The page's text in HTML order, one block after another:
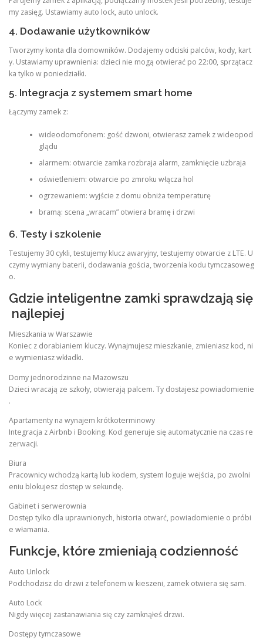
my zasięg. Ustawiamy auto lock, auto unlock.
4. Dodawanie użytkowników
Tworzymy konta dla domowników. Dodajemy odciski palców, kody, kart
y. Ustawiamy uprawnienia: dzieci nie mogą otwierać po 22:00, sprzątacz
ka tylko w poniedziałki.
5. Integracja z systemem smart home
Łączymy zamek z:
wideodomofonem: gość dzwoni, otwierasz zamek z wideopod
glądu
alarmem: otwarcie zamka rozbraja alarm, zamknięcie uzbraja
oświetleniem: otwarcie po zmroku włącza hol
ogrzewaniem: wyjście z domu obniża temperaturę
bramą: scena „wracam” otwiera bramę i drzwi
6. Testy i szkolenie
Testujemy 30 cykli, testujemy klucz awaryjny, testujemy otwarcie z LTE. U
czymy wymiany baterii, dodawania gościa, tworzenia kodu tymczasoweg
o.
Gdzie inteligentne zamki sprawdzają się
najlepiej
Mieszkania w Warszawie
Koniec z dorabianiem kluczy. Wynajmujesz mieszkanie, zmieniasz kod, ni
e wymieniasz wkładki.
Domy jednorodzinne na Mazowszu
Dzieci wracają ze szkoły, otwierają palcem. Ty dostajesz powiadomienie
.
Apartamenty na wynajem krótkoterminowy
Integracja z Airbnb i Booking. Kod generuje się automatycznie na czas re
zerwacji.
Biura
Pracownicy wchodzą kartą lub kodem, system loguje wejścia, po zwolni
eniu blokujesz dostęp w sekundę.
Gabinet i serwerownia
Dostęp tylko dla uprawnionych, historia otwarć, powiadomienie o próbi
e włamania.
Funkcje, które zmieniają codzienność
Auto Unlock
Podchodzisz do drzwi z telefonem w kieszeni, zamek otwiera się sam.
Auto Lock
Nigdy więcej zastanawiania się czy zamknąłeś drzwi.
Dostępy tymczasowe